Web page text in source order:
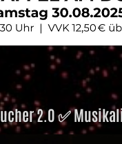
2.0 ✅️